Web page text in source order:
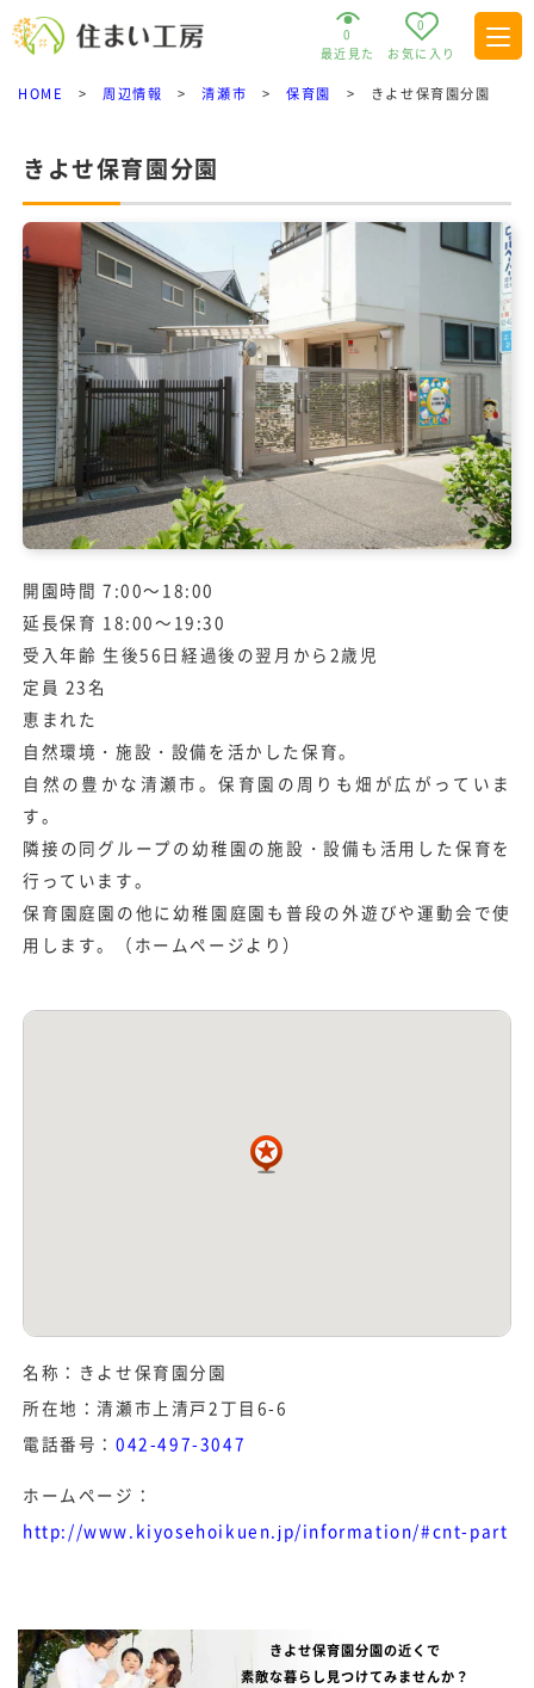
0
最近見た
0
お気に入り
HOME > 周辺情報 > 清瀬市 > 保育園 > きよせ保育園分園
きよせ保育園分園
開園時間 7:00～18:00
延長保育 18:00～19:30
受入年齢 生後56日経過後の翌月から2歳児
定員 23名
恵まれた
自然環境・施設・設備を活かした保育。
自然の豊かな清瀬市。保育園の周りも畑が広がっていま
す。
隣接の同グループの幼稚園の施設・設備も活用した保育を
行っています。
保育園庭園の他に幼稚園庭園も普段の外遊びや運動会で使
用します。（ホームページより）
名称：きよせ保育園分園
所在地：清瀬市上清戸2丁目6-6
電話番号：042-497-3047
ホームページ：
http://www.kiyosehoikuen.jp/information/#cnt-part
きよせ保育園分園の近くで
素敵な暮らし見つけてみませんか？